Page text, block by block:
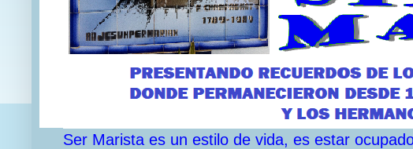
Ser Marista es un estilo de vida, es estar